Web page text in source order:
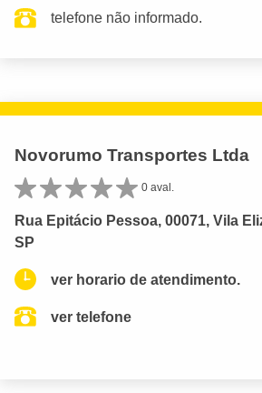
telefone não informado.
Novorumo Transportes Ltda
0 aval.
Rua Epitácio Pessoa, 00071, Vila
SP
ver horario de atendimento.
ver telefone